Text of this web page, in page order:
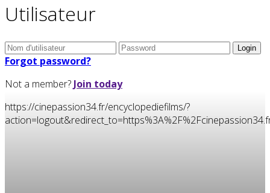
Utilisateur
Forgot password?
Not a member? Join today
https://cinepassion34.fr/encyclopediefilms/?